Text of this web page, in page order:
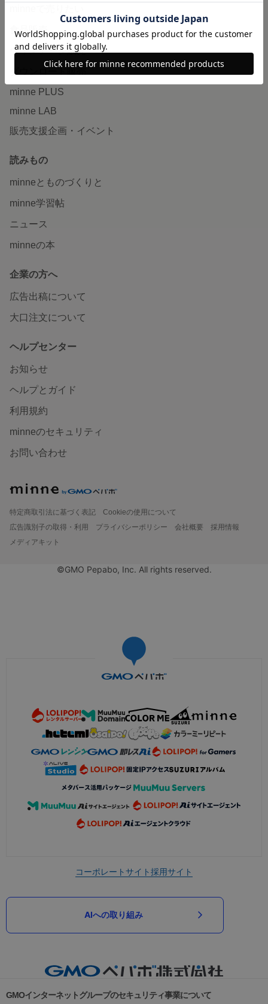
食品販売
ヴィンテージ販売
ダウンロード販売
minne PLUS
minne LAB
販売支援企画・イベント
読みもの
minneとものづくりと
minne学習帖
ニュース
minneの本
企業の方へ
広告出稿について
大口注文について
ヘルプセンター
お知らせ
ヘルプとガイド
利用規約
minneのセキュリティ
お問い合わせ
特定商取引法に基づく表記
Cookieの使用について
広告識別子の取得・利用
プライバシーポリシー 会社概要
採用情報
メディアキット
©GMO Pepabo, Inc. All rights reserved.
コーポレートサイト採用サイト
AIへの取り組み
GMOインターネットグループのセキュリティ事業について